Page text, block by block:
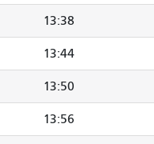
13:38
13:44
13:50
13:56